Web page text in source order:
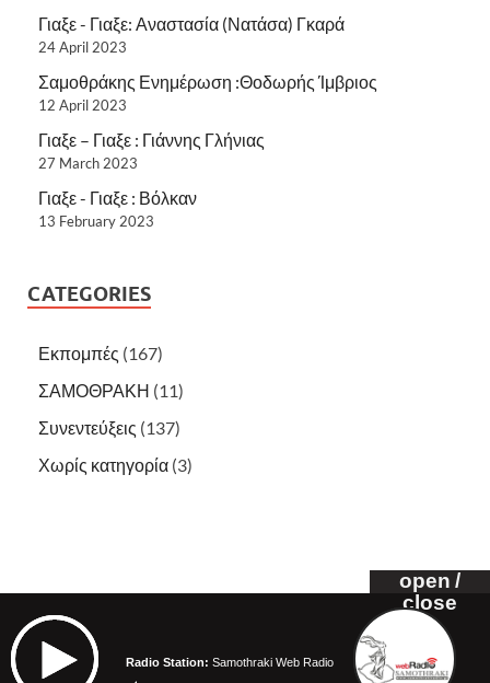
open /
close
Radio Station: Samothraki Web Radio
open /
close
Radio Station: Samothraki Web Radio
open /
close
Radio Station: Samothraki Web Radio
Γιαξε - Γιαξε: Αναστασία (Νατάσα) Γκαρά
24 April 2023
Σαμοθράκης Ενημέρωση :Θοδωρής Ίμβριος
12 April 2023
Γιαξε – Γιαξε : Γιάννης Γλήνιας
27 March 2023
Γιαξε - Γιαξε : Βόλκαν
13 February 2023
CATEGORIES
Εκπομπές (167)
ΣΑΜΟΘΡΑΚΗ (11)
Συνεντεύξεις (137)
Χωρίς κατηγορία (3)
Copyright © 2026Samothraki Web Radio.